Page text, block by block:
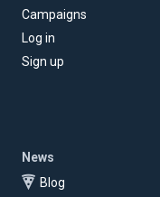
Campaigns
Log in
Sign up
News
Blog